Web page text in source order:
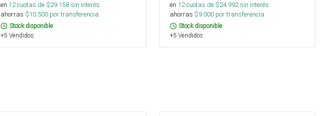
en 12cuotas de $29.158sin interés
ahorras $10.500 por transferencia.
Stock disponible
+5 Vendidos
en 12cuotas de $24.992sin interés
ahorras $9.000 por transferencia.
Stock disponible
+5 Vendidos